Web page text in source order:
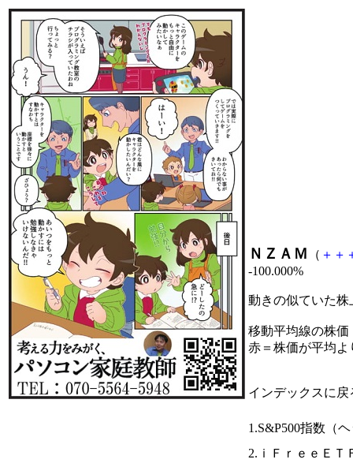
ＮＺＡＭ （ ＋ ＋
-100.000%
動きの似ていた
移動平均線の株価
赤＝株価が平均
インデックスに戻
1.S&P500指数（
2.ｉＦｒｅｅＥＴ